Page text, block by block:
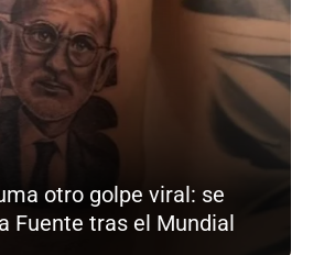
otro golpe viral: se
Fuente tras el Mundial